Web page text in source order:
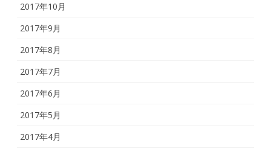
2017年10月
2017年9月
2017年8月
2017年7月
2017年6月
2017年5月
2017年4月